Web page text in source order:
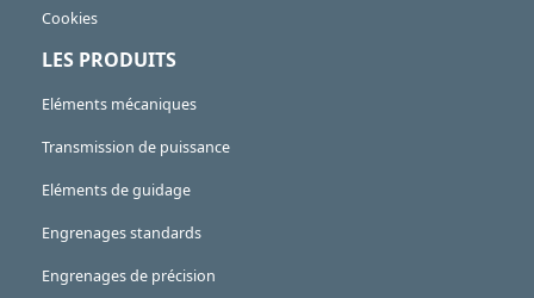
Cookies
LES PRODUITS
Eléments mécaniques
Transmission de puissance
Eléments de guidage
Engrenages standards
Engrenages de précision